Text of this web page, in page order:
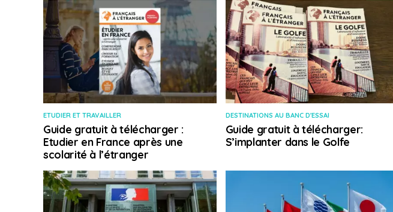
ETUDIER ET TRAVAILLER
Guide gratuit à télécharger :
Etudier en France après une
scolarité à l’étranger
DESTINATIONS AU BANC D'ESSAI
Guide gratuit à télécharger:
S’implanter dans le Golfe